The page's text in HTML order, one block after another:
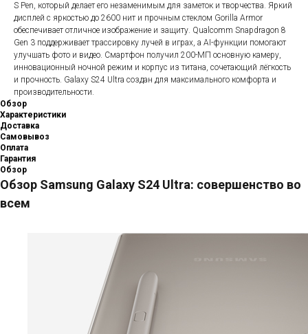
S Pen, который делает его незаменимым для заметок и творчества. Яркий
дисплей с яркостью до 2600 нит и прочным стеклом Gorilla Armor
обеспечивает отличное изображение и защиту. Qualcomm Snapdragon 8
Gen 3 поддерживает трассировку лучей в играх, а AI-функции помогают
улучшать фото и видео. Смартфон получил 200-МП основную камеру,
инновационный ночной режим и корпус из титана, сочетающий лёгкость
и прочность. Galaxy S24 Ultra создан для максимального комфорта и
производительности.
Обзор
Характеристики
Доставка
Самовывоз
Оплата
Гарантия
Обзор
Обзор Samsung Galaxy S24 Ultra: совершенство во
всем